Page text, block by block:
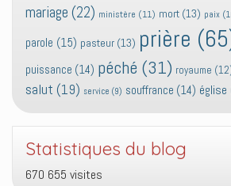
mariage (22) ministère (11) mort (13) paix
parole (15) pasteur (13) prière
puissance (14) péché (31) royaume
salut (19) service (9) souffrance (14) église
Statistiques du blog
670 655 visites